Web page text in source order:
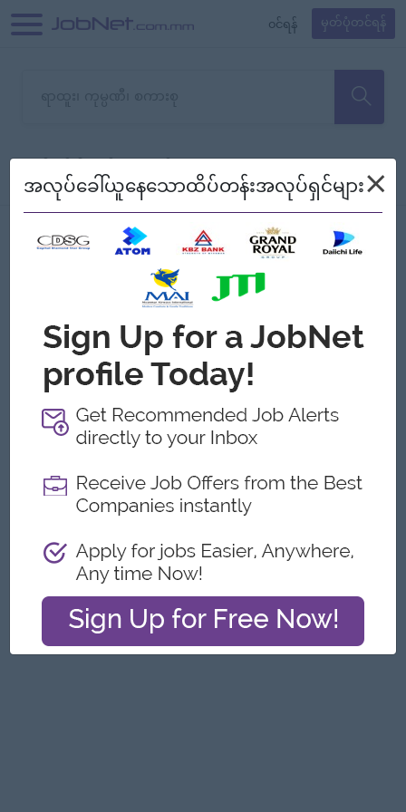
၀င်ရန် မှတ်ပုံတင်ရန်
သော အလုပ်မရှိသေးပါ။
စစ်ရန် စဉ်၍ကြည့်မည်
အလုပ်ခေါ်ယူနေသောထိပ်တန်းအလုပ်ရှင်များ×